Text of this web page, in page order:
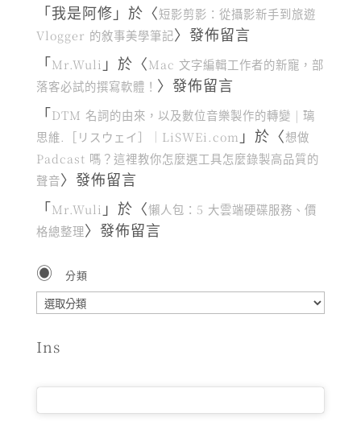
「我是阿修 」於〈短影剪影：從攝影新手到旅遊
Vlogger 的敘事美學筆記〉發佈留言
「Mr.Wuli 」於〈Mac 文字編輯工作者的新寵，部
落客必試的撰寫軟體！ 〉發佈留言
「DTM 名詞的由來，以及數位音樂製作的轉變 | 璃
思維.［リスウェイ］｜LiSWEi.com 」於〈想做
Padcast 嗎？這裡教你怎麼選工具怎麼錄製高品質的
聲音〉發佈留言
「Mr.Wuli 」於〈懶人包：5 大雲端硬碟服務、價
格總整理〉發佈留言
分類
分
Ins